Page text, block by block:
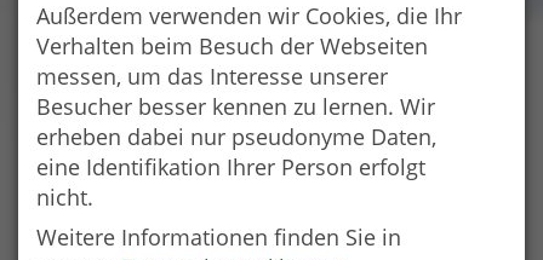
Schulsponsoring
Mit dem EUREGIO-Schulsponsoring können
grenzüberschreitend ausgerichtete Schulausflüge,
Projekttage oder Wandertage unterstützt werden.
Details auch zur Beantragung entnehmen Sie dem
Leitfaden
.
Außerdem verwenden wir Cookies, die Ihr
Verhalten beim Besuch der Webseiten
messen, um das Interesse unserer
Besucher besser kennen zu lernen. Wir
erheben dabei nur pseudonyme Daten,
eine Identifikation Ihrer Person erfolgt
nicht.
Weitere Informationen finden Sie in